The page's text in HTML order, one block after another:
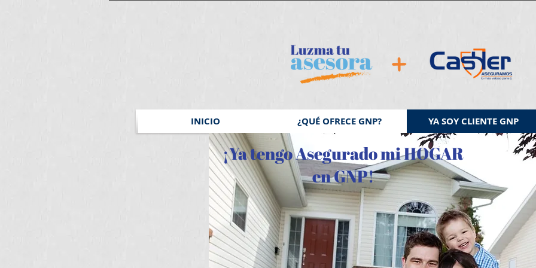
INICIO ¿QUÉ OFRECE GNP? YA SOY CLIENTE GNP
¡Ya tengo Asegurado mi HOGAR
en GNP!